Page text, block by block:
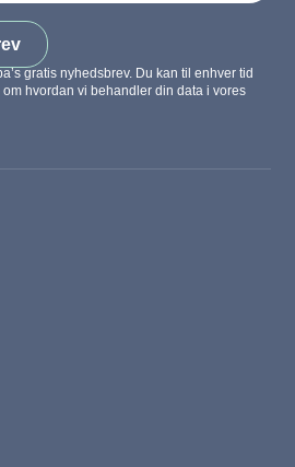
gratis nyhedsbrev. Du kan til enhver tid
hvordan vi behandler din data i vores